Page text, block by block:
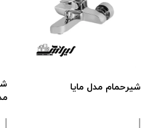
شیر‌حمام مدل مایا